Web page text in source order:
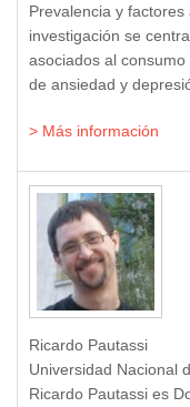
Prevalencia y
investigación se
asociados al
de ansiedad y
> Más información
Ricardo Pautassi
Universidad Nacional
Ricardo Pautassi es